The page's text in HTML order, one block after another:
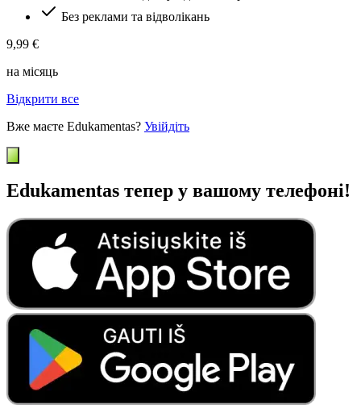
Без реклами та відволікань
9,99 €
на місяць
Відкрити все
Вже маєте Edukamentas? Увійдіть
Edukamentas тепер у вашому телефоні!